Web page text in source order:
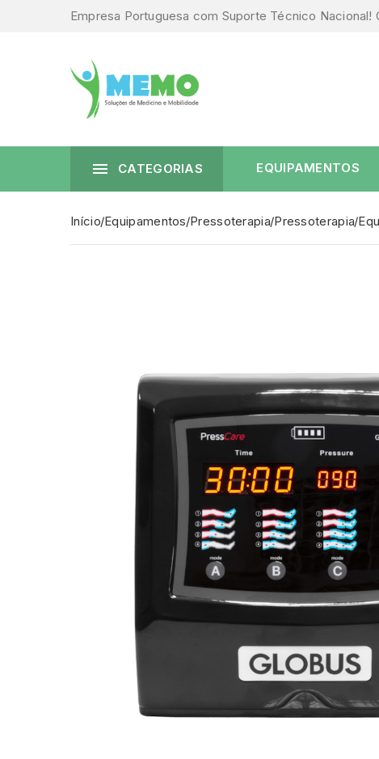
Empresa Portuguesa com Suporte Técnico
 CATEGORIAS EQUIPAMENTOS
Início Equipamentos Pressoterapia Pressoterapia